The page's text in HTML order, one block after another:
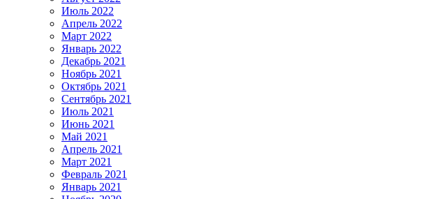
Июль 2022
Апрель 2022
Март 2022
Январь 2022
Декабрь 2021
Ноябрь 2021
Октябрь 2021
Сентябрь 2021
Июль 2021
Июнь 2021
Май 2021
Апрель 2021
Март 2021
Февраль 2021
Январь 2021